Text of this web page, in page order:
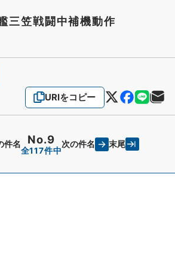
三笠戦闘中補機動作
URIをコピー
件名 No.9
全117件中
次の件名 末尾